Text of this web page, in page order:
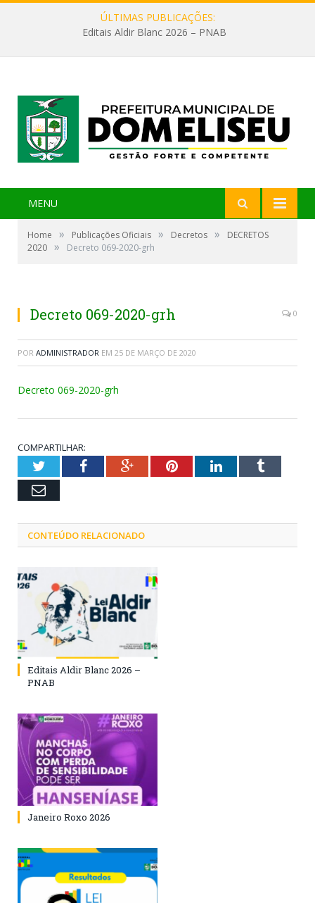
ÚLTIMAS PUBLICAÇÕES:
Editais Aldir Blanc 2026 – PNAB
MENU
Home » Publicações Oficiais » Decretos »
DECRETOS
2020 » Decreto 069-2020-grh
Decreto 069-2020-grh 0
POR ADMINISTRADOR EM 25 DE MARÇO DE 2020
Decreto 069-2020-grh
COMPARTILHAR:
TwitterFacebookGoogle+PinterestLinkedInTumblr
Email
CONTEÚDO RELACIONADO
Editais Aldir Blanc 2026 –
PNAB
Janeiro Roxo 2026